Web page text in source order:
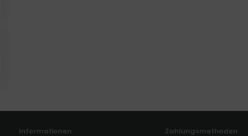
Informationen Zahlungsmethoden